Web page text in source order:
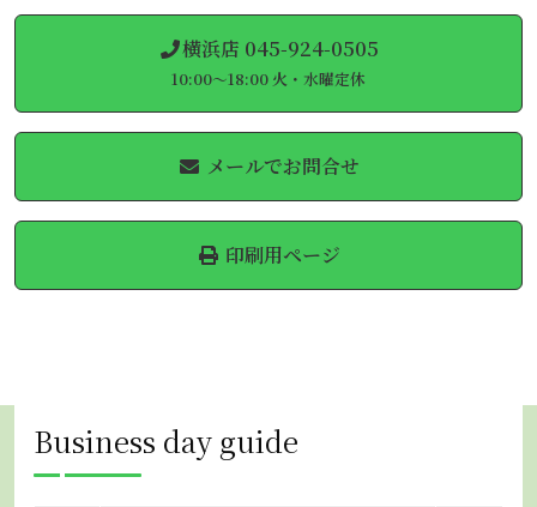
横浜店 045-924-0505
10:00～18:00 火・水曜定休
メールでお問合せ
印刷用ページ
Business day guide